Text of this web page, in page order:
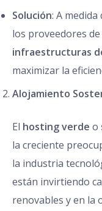
Solución: A
los proveedores
infraestructuras
maximizar la
Alojamiento
El hosting verde o
la creciente
la industria
están invirtiendo
renovables y en la